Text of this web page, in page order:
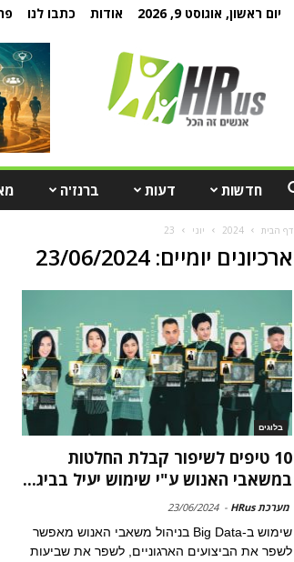
יום ראשון, אוגוסט 9, 2026 אודות כתבו לנו
חדשות דעות ברנז'ה
דף הבית 2024 יוני 23
ארכיונים יומיים: 23/06/2024
בלוגים
10 טיפים לשיפור קבלת החלטות
במשאבי האנוש ע"י שימוש יעיל בביג...
מערכת HRus -
23/06/2024
שימוש ב-Big Data בניהול משאבי האנוש מאפשר
לשפר את הביצועים הארגוניים, לשפר את שביעות